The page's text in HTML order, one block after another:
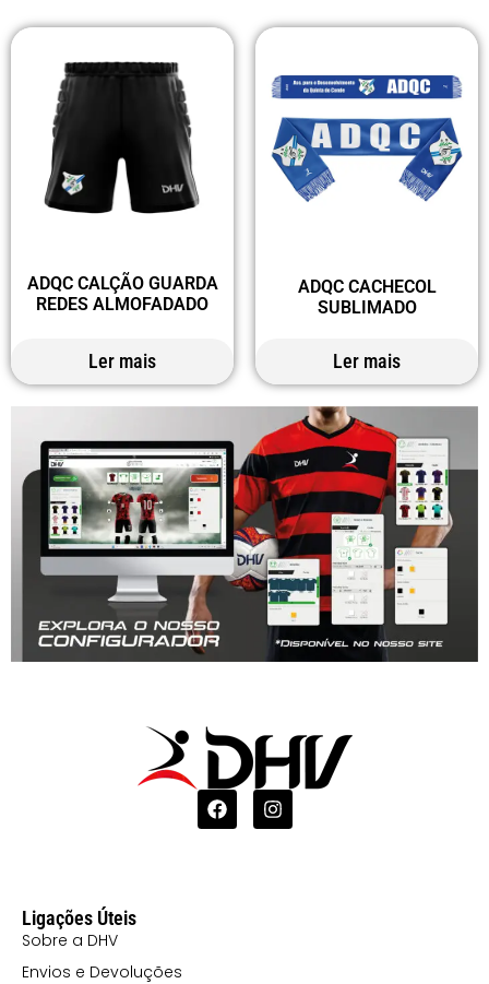
ADQC CALÇÃO GUARDA
REDES ALMOFADADO
Ler mais
ADQC CACHECOL
SUBLIMADO
Ler mais
Ligações Úteis
Sobre a DHV
Envios e Devoluções